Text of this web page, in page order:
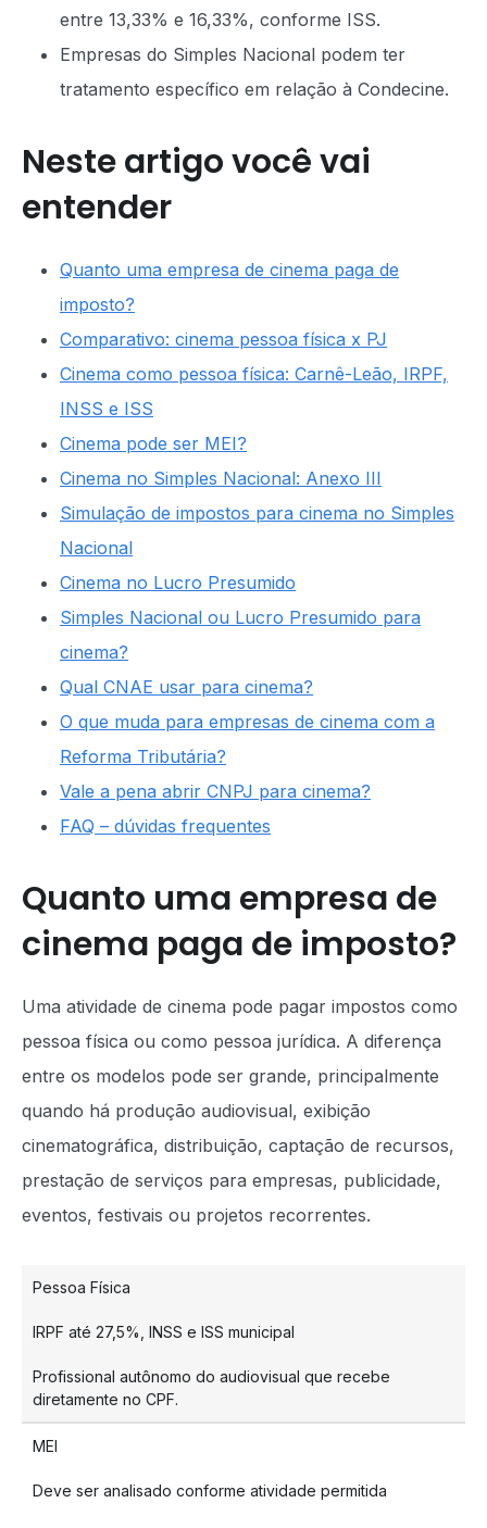
entre 13,33% e 16,33%, conforme ISS.
Empresas do Simples Nacional podem ter
tratamento específico em relação à Condecine.
Neste artigo você vai
entender
Quanto uma empresa de cinema paga de
imposto?
Comparativo: cinema pessoa física x PJ
Cinema como pessoa física: Carnê-Leão, IRPF,
INSS e ISS
Cinema pode ser MEI?
Cinema no Simples Nacional: Anexo III
Simulação de impostos para cinema no Simples
Nacional
Cinema no Lucro Presumido
Simples Nacional ou Lucro Presumido para
cinema?
Qual CNAE usar para cinema?
O que muda para empresas de cinema com a
Reforma Tributária?
Vale a pena abrir CNPJ para cinema?
FAQ – dúvidas frequentes
Quanto uma empresa de
cinema paga de imposto?
Uma atividade de cinema pode pagar impostos como
pessoa física ou como pessoa jurídica. A diferença
entre os modelos pode ser grande, principalmente
quando há produção audiovisual, exibição
cinematográfica, distribuição, captação de recursos,
prestação de serviços para empresas, publicidade,
eventos, festivais ou projetos recorrentes.
Pessoa Física
IRPF até 27,5%, INSS e ISS municipal
Profissional autônomo do audiovisual que recebe
diretamente no CPF.
MEI
Deve ser analisado conforme atividade permitida